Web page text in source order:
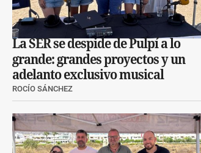
La SER se despide de Pulpí a lo
grande: grandes proyectos y un
adelanto exclusivo musical
ROCÍO SÁNCHEZ